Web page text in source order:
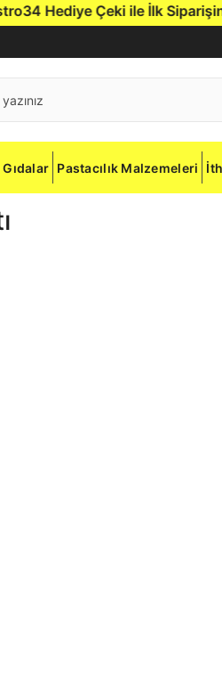
Hediye Çeki ile İlk
Pastacılık Malzemeleri